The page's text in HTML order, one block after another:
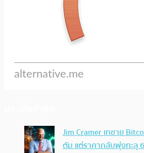
Jim Cramer เทขาย
ตัม แต่ราคากลับพุ่งทะลุ